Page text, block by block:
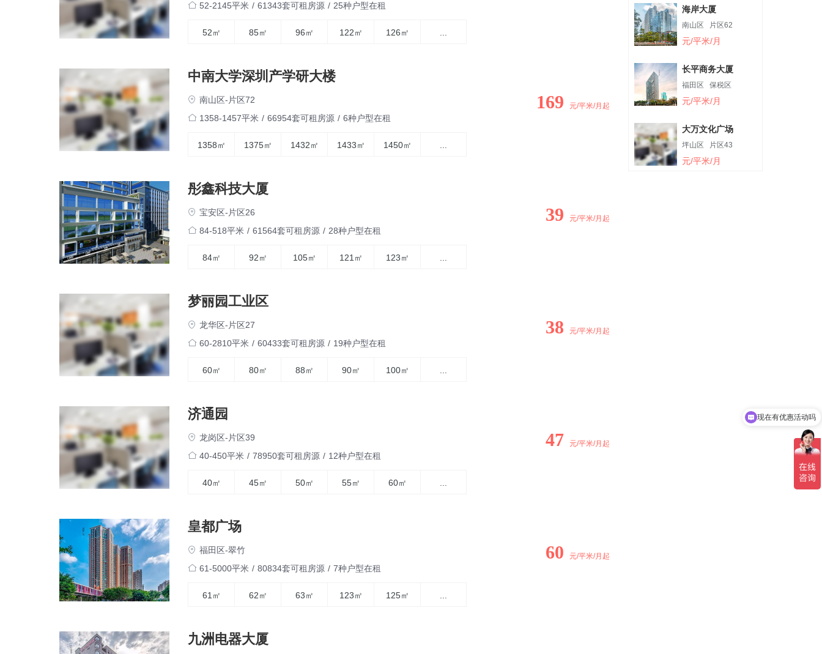
52-2145平米 / 61343套可租房源 / 25种户型在租
52㎡ 85㎡ 96㎡ 122㎡ 126㎡
中南大学深圳产学研大楼
南山区-片区72
1358-1457平米 / 66954套可租房源 / 6种户型在租
1358㎡ 1375㎡ 1432㎡ 1433㎡ 1450㎡
169 元/平米/月起
彤鑫科技大厦
宝安区-片区26
84-518平米 / 61564套可租房源 / 28种户型在租
84㎡ 92㎡ 105㎡ 121㎡ 123㎡
39 元/平米/月起
梦丽园工业区
龙华区-片区27
60-2810平米 / 60433套可租房源 / 19种户型在租
60㎡ 80㎡ 88㎡ 90㎡ 100㎡
38 元/平米/月起
济通园
龙岗区-片区39
40-450平米 / 78950套可租房源 / 12种户型在租
40㎡ 45㎡ 50㎡ 55㎡ 60㎡
47 元/平米/月起
皇都广场
福田区-翠竹
61-5000平米 / 80834套可租房源 / 7种户型在租
61㎡ 62㎡ 63㎡ 123㎡ 125㎡
60 元/平米/月起
九洲电器大厦
海岸大厦
南山区 片区62
元/平米/月
长平商务大厦
福田区 保税区
元/平米/月
大万文化广场
坪山区 片区43
元/平米/月
可以介绍下你们的产品么